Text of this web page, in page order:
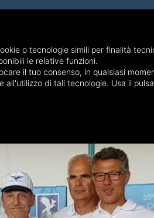
o tecnologie simili per finalità
le relative funzioni.
il tuo consenso, in qualsiasi
all'utilizzo di tali tecnologie. Usa il